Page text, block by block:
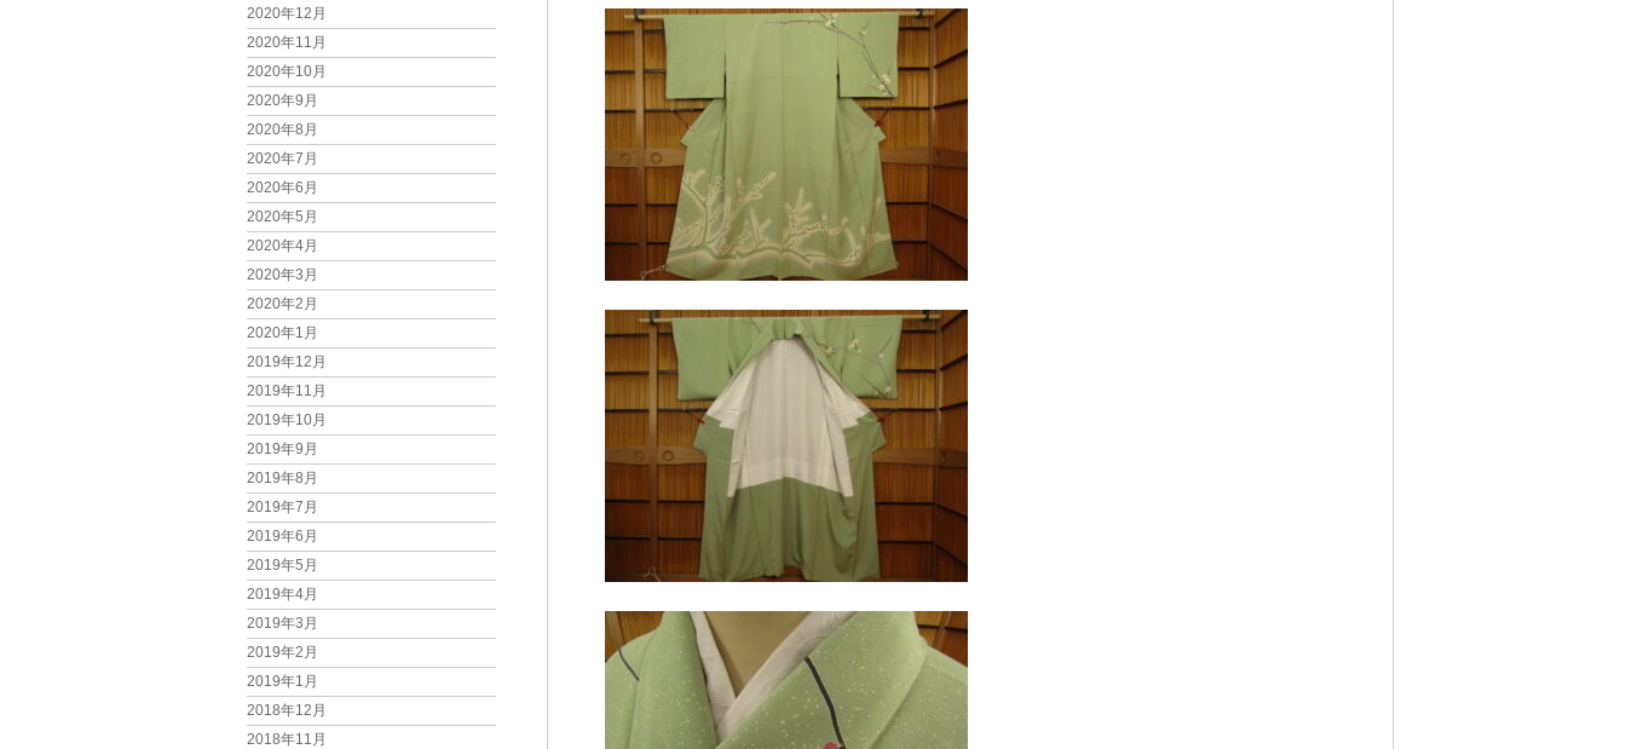
2020年12月
2020年11月
2020年10月
2020年9月
2020年8月
2020年7月
2020年6月
2020年5月
2020年4月
2020年3月
2020年2月
2020年1月
2019年12月
2019年11月
2019年10月
2019年9月
2019年8月
2019年7月
2019年6月
2019年5月
2019年4月
2019年3月
2019年2月
2019年1月
2018年12月
2018年11月